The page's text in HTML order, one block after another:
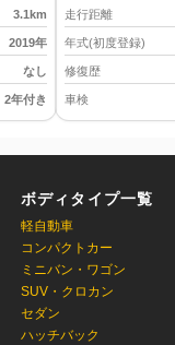
3.1km
2019年
なし
2年付き
走行距離
年式(初度登録)
修復歴
車検
ボディタイプ一覧
軽自動車
コンパクトカー
ミニバン・ワゴン
SUV・クロカン
セダン
ハッチバック